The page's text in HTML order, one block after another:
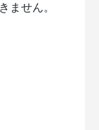
ません。